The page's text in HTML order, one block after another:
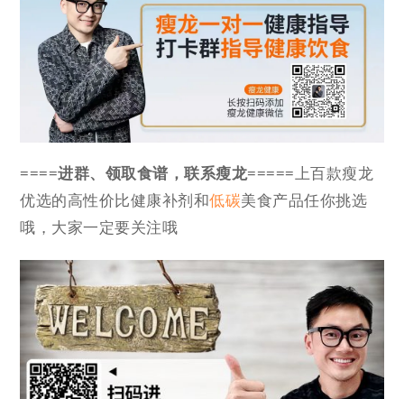
====进群、领取食谱，联系瘦龙===== 上百款瘦龙
优选的高性价比健康补剂和低碳美食产品任你挑选
哦，大家一定要关注哦